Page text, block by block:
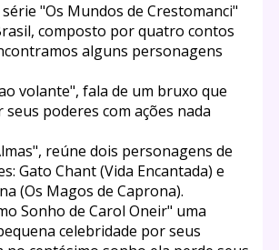
"Os Mundos de Crestomanci"
composto por quatro contos
alguns personagens
volante", fala de um bruxo que
poderes com ações nada
reúne dois personagens de
Gato Chant (Vida Encantada) e
(Os Magos de Caprona).
Sonho de Carol Oneir" uma
celebridade por seus